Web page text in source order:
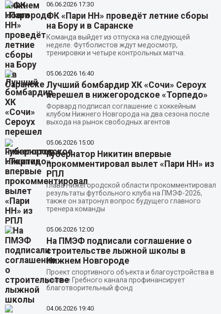
06.06.2026 17:30
ФК «Пари НН» проведёт летние сборы
на Бору и в Саранске
Команда выйдет из отпуска на следующей
неделе. Футболистов ждут медосмотр,
тренировки и четыре контрольных матча.
05.06.2026 16:40
Лучший бомбардир ХК «Сочи» Сероух
перешел в нижегородское «Торпедо»
Форвард подписал соглашение с хоккейным
клубом Нижнего Новгорода на два сезона после
выхода на рынок свободных агентов
05.06.2026 15:00
Губернатор Никитин впервые
прокомментировал вылет «Пари НН» из
РПЛ
Глава Нижегородской области прокомментировал
результаты футбольного клуба на ПМЭФ-2026,
также он затронул вопрос будущего главного
тренера команды
05.06.2026 12:00
На ПМЭФ подписали соглашение о
строительстве лыжной школы в
Нижнем Новгороде
Проект спортивного объекта и благоустройства в
районе Гребного канала профинансирует
благотворительный фонд
04.06.2026 19:40